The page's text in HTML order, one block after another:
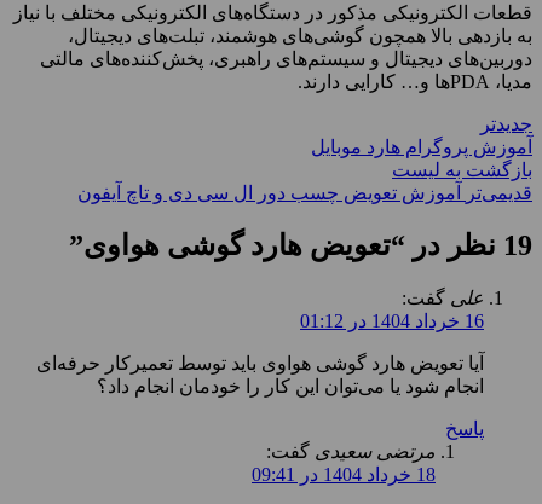
قطعات الکترونیکی مذکور در دستگاه‌های الکترونیکی مختلف با نیاز
به بازدهی بالا همچون گوشی‌های هوشمند، تبلت‌های دیجیتال،
دوربین‌های دیجیتال و سیستم‌های راهبری، پخش‌کننده‌های مالتی
مدیا، PDA‌ها و… کارایی دارند.
جدیدتر
آموزش پروگرام هارد موبایل
بازگشت به لیست
قدیمی‌تر
آموزش تعویض چسب دور ال سی دی و تاچ آیفون
19 نظر در “ تعویض هارد گوشی هواوی”
علی گفت:
16 خرداد 1404 در 01:12
آیا تعویض هارد گوشی هواوی باید توسط تعمیرکار حرفه‌ای
انجام شود یا می‌توان این کار را خودمان انجام داد؟
پاسخ
مرتضی سعیدی گفت:
18 خرداد 1404 در 09:41